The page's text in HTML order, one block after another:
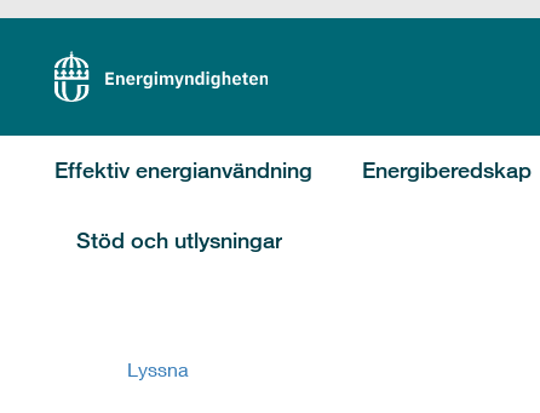
Effektiv energianvändning Energiberedskap
Stöd och utlysningar
Lyssna